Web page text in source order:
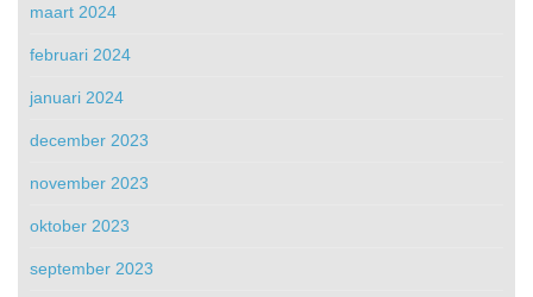
maart 2024
februari 2024
januari 2024
december 2023
november 2023
oktober 2023
september 2023